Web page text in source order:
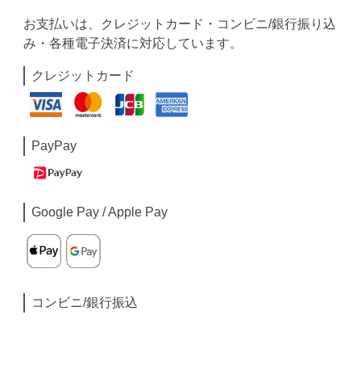
お支払いは、クレジットカード・コンビニ/銀行振り込
み・各種電子決済に対応しています。
クレジットカード
PayPay
Google Pay / Apple Pay
コンビニ/銀行振込